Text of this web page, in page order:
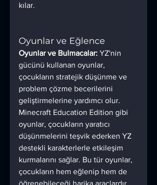
kılar.
Oyunlar ve Eğlence
Oyunlar ve Bulmacalar: YZ'nin
gücünü kullanan oyunlar,
çocukların stratejik düşünme ve
problem çözme becerilerini
geliştirmelerine yardımcı olur.
Minecraft Education Edition gibi
oyunlar, çocukların yaratıcı
düşünmelerini teşvik ederken YZ
destekli karakterlerle etkileşim
kurmalarını sağlar. Bu tür oyunlar,
çocukların hem eğlenip hem de
öğrenebileceği harika araçlardır.